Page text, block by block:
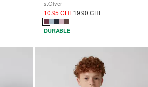
s.Oliver
10.95 CHF19.90 CHF
DURABLE